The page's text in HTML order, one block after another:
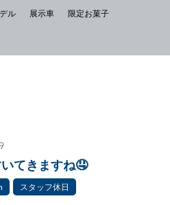
ル 展示車 限定お菓子
てきますね🤤
スタッフ休日